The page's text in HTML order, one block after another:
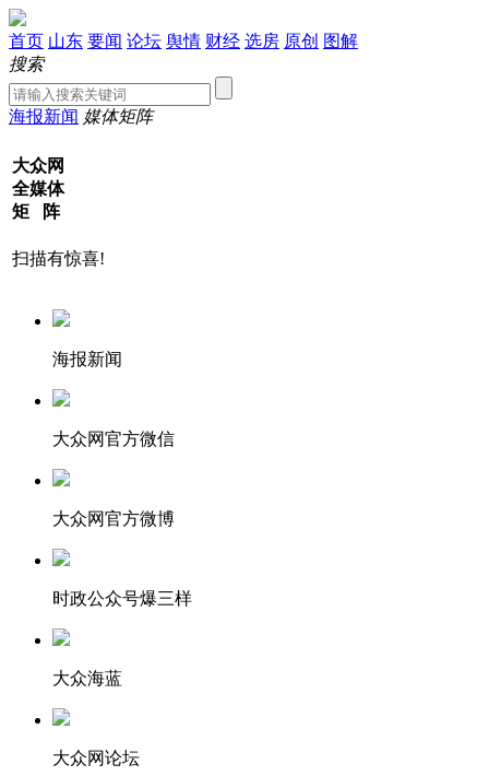
首页 山东 要闻 论坛 舆情 财经 选房 原创 图解
搜索
海报新闻 媒体矩阵
大众网
全媒体
矩 阵
扫描有惊喜!
海报新闻
大众网官方微信
大众网官方微博
时政公众号爆三样
大众海蓝
大众网论坛